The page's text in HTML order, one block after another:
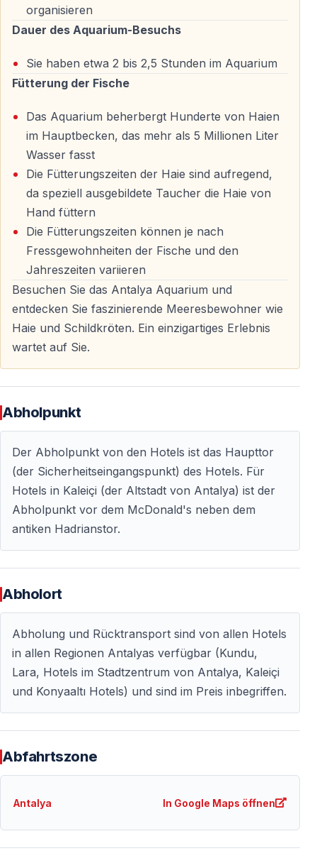
Das Face2Face Wax Museum befindet sich im selben
Komplex und ergänzt den Aquariumsbesuch perfekt.
Begegnung mit berühmten Persönlichkeiten
Hier erwarten Sie realistische Wachsfiguren von
internationalen Stars, Sportlern und historischen
Persönlichkeiten.
Perfekt für Erinnerungsfotos
Nutzen Sie die Gelegenheit, einzigartige Fotos mit
bekannten Figuren aus Popkultur und Geschichte zu
machen.
Warum Vigo Tours für das Antalya Aquarium?
Mit Vigo Tours wird Ihr Ausflug bequem, gut organisiert
und sorgenfrei.
Alles inklusive
Transfers und Eintrittskarten sind im Preis enthalten –
kein Anstehen, keine Parkplatzsuche, kein Stress.
Professioneller Service
Ein erfahrenes Team sorgt für einen reibungslosen
Ideal für Familien und Gruppen
für Gäste jeden Alters.
Buchen Sie Ihre Antalya Aquarium Tour noch
heute
Die Antalya Aquarium Tour mit Vigo Tours ist die
perfekte Gelegenheit, einen erlebnisreichen Tag in
Antalya zu verbringen. Unterwasserwunder, das
Museum machen diesen Ausflug zu einem
unvergesslichen Urlaubserlebnis.
organisieren
Dauer des Aquarium-Besuchs
Sie haben etwa 2 bis 2,5 Stunden im Aquarium
Fütterung der Fische
Das Aquarium beherbergt Hunderte von Haien
im Hauptbecken, das mehr als 5 Millionen Liter
Wasser fasst
Die Fütterungszeiten der Haie sind aufregend,
da speziell ausgebildete Taucher die Haie von
Hand füttern
Die Fütterungszeiten können je nach
Fressgewohnheiten der Fische und den
Jahreszeiten variieren
Besuchen Sie das Antalya Aquarium und
entdecken Sie faszinierende Meeresbewohner wie
Haie und Schildkröten. Ein einzigartiges Erlebnis
wartet auf Sie.
Abholpunkt
Der Abholpunkt von den Hotels ist das Haupttor
(der Sicherheitseingangspunkt) des Hotels. Für
Hotels in Kaleiçi (der Altstadt von Antalya) ist der
Abholpunkt vor dem McDonald's neben dem
antiken Hadrianstor.
Abholort
Abholung und Rücktransport sind von allen Hotels
in allen Regionen Antalyas verfügbar (Kundu,
Lara, Hotels im Stadtzentrum von Antalya, Kaleiçi
und Konyaaltı Hotels) und sind im Preis inbegriffen.
Abfahrtszone
Antalya In Google Maps öffnen